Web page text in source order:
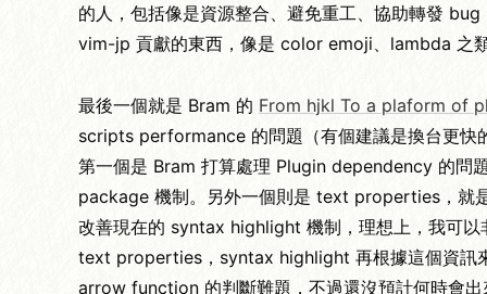
的人，包括像是資源整合、避免重工、協助轉發
vim-jp 貢獻的東西，像是 color emoji、lambda 之
最後一個就是 Bram 的 From hjkl To a plaform of
scripts performance 的問題（有個建議是換台更快
第一個是 Bram 打算處理 Plugin dependency 的問
package 機制。另外一個則是 text properties，就
改善現在的 syntax highlight 機制，理想上，我可
text properties，syntax highlight 再根據這個資訊
arrow function 的判斷難題，不過還沒預計何時會出